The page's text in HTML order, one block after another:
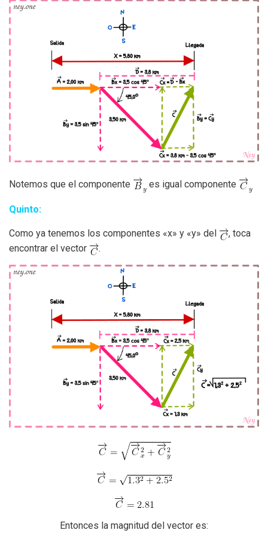
Notemos que el componente es igual componente
Quinto:
Como ya tenemos los componentes «x» y «y» del
, toca
encontrar el vector
.
Entonces la magnitud del vector es: